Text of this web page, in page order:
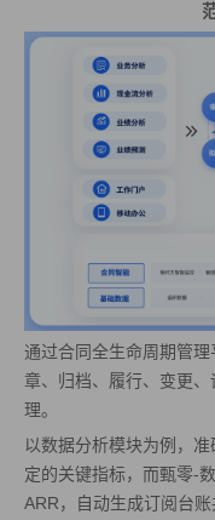
通过合同全生命周期管
章、归档、履行、变更
理。
以数据分析模块为例，
定的关键指标，而甄零-
ARR，自动生成订阅台